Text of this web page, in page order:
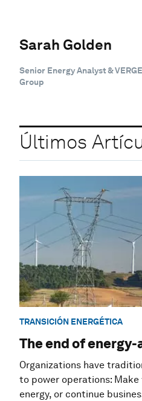
Sarah Golden
Senior Energy Analyst &
Group
Últimos
TRANSICIÓN ENERGÉTICA
The end of
Organizations have
to power operations:
energy, or continue